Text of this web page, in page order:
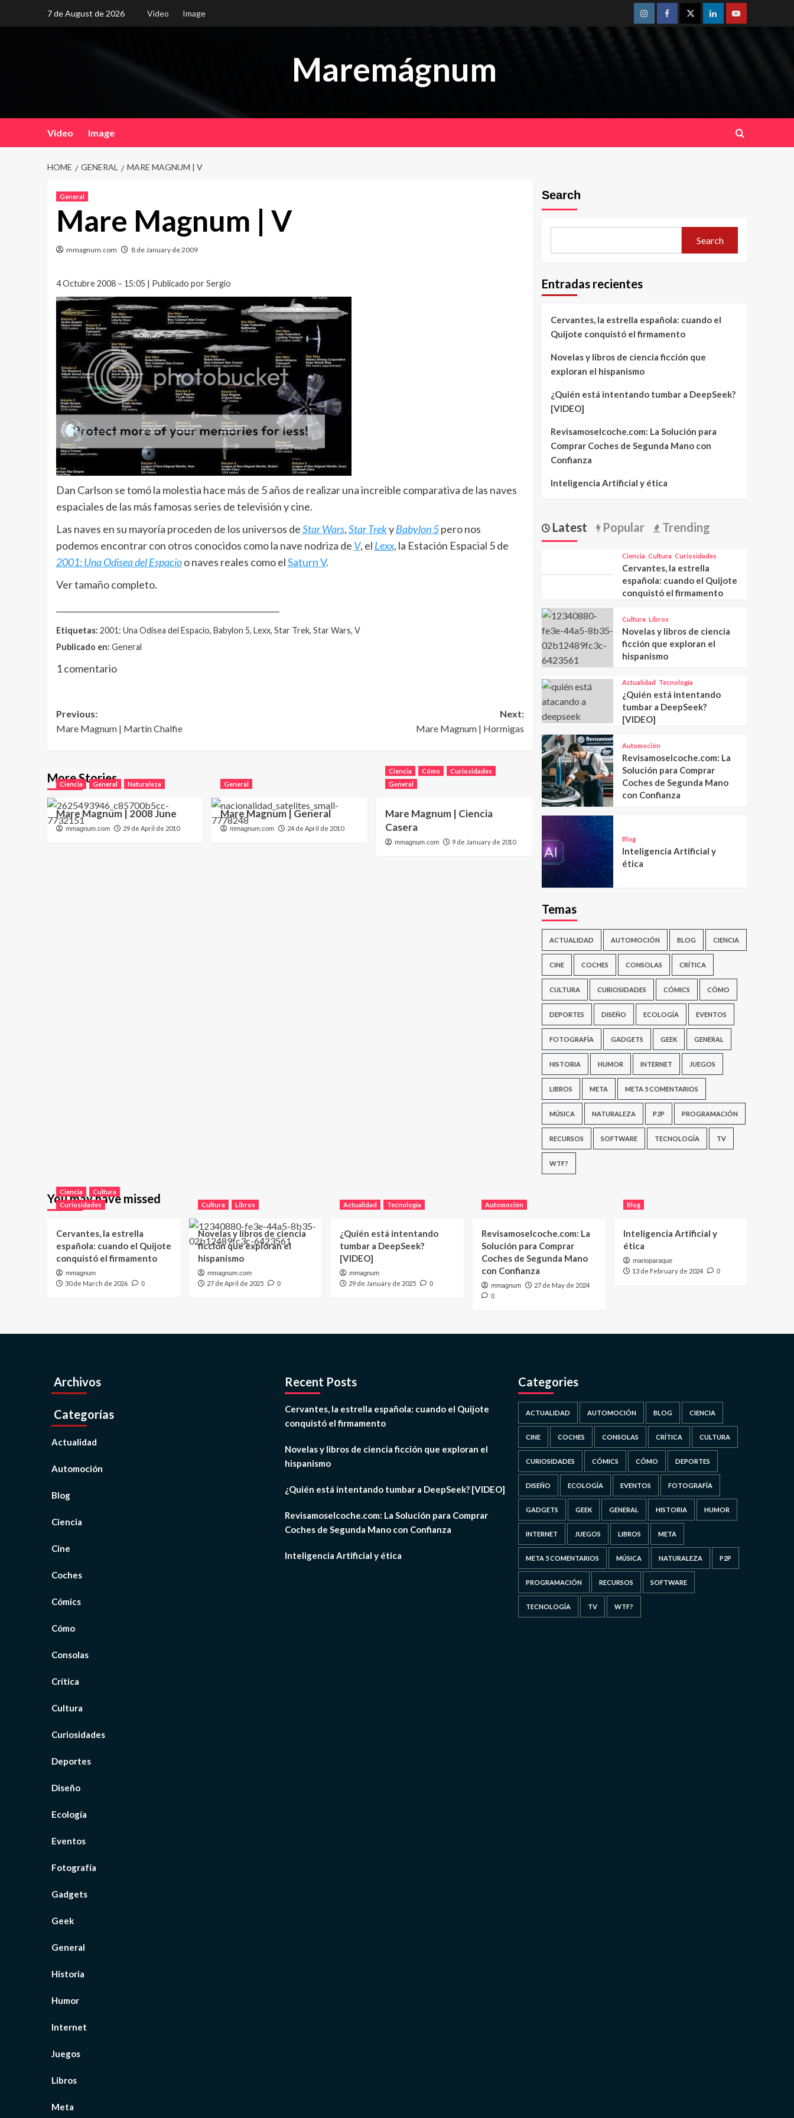
7 de August de 2026 Video Image
InstagramFacebookTwitterLinkedinYoutube
Maremágnum
Video Image
HOME GENERAL MARE MAGNUM | V
General
Mare Magnum | V
mmagnum.com 8 de January de 2009
4 Octubre 2008 – 15:05 | Publicado por Sergio
Dan Carlson se tomó la molestia hace más de 5 años de realizar una increible comparativa de las naves
espaciales de las más famosas series de televisión y cine.
Las naves en su mayoría proceden de los universos deStar Wars,Star TrekyBabylon 5pero nos
podemos encontrar con otros conocidos como la nave nodriza de V, el Lexx, la Estación Espacial 5 de
2001: Una Odisea del Espacioo naves reales como elSaturn V.
Ver tamaño completo.
Etiquetas: 2001: Una Odisea del Espacio, Babylon 5, Lexx, Star Trek, Star Wars, V
Publicado en: General
1 comentario
Post
navigation
Previous:
Mare Magnum | Martin Chalfie
Next:
Mare Magnum | Hormigas
More Stories
Ciencia General Naturaleza
Mare Magnum | 2008 June
mmagnum.com 29 de April de 2010
General
Mare Magnum | General
mmagnum.com 24 de April de 2010
Ciencia Cómo
Curiosidades
General
Mare Magnum | Ciencia
Casera
mmagnum.com 9 de January de 2010
Search
Search
Entradas recientes
Cervantes, la estrella española: cuando el
Quijote conquistó el firmamento
Novelas y libros de ciencia ficción que
exploran el hispanismo
¿Quién está intentando tumbar a DeepSeek?
[VIDEO]
Revisamoselcoche.com: La Solución para
Comprar Coches de Segunda Mano con
Confianza
Inteligencia Artificial y ética
Latest Popular Trending
Ciencia Cultura Curiosidades
Cervantes, la estrella
española: cuando el Quijote
conquistó el firmamento
Cultura Libros
Novelas y libros de ciencia
ficción que exploran el
hispanismo
Actualidad Tecnología
¿Quién está intentando
tumbar a DeepSeek?
[VIDEO]
Automoción
Revisamoselcoche.com: La
Solución para Comprar
Coches de Segunda Mano
con Confianza
Blog
Inteligencia Artificial y
ética
Temas
ACTUALIDAD AUTOMOCIÓN BLOG CIENCIA
CINE COCHES CONSOLAS CRÍTICA
CULTURA CURIOSIDADES CÓMICS CÓMO
DEPORTES DISEÑO ECOLOGÍA EVENTOS
FOTOGRAFÍA GADGETS GEEK GENERAL
HISTORIA HUMOR INTERNET JUEGOS
LIBROS META META 5 COMENTARIOS
MÚSICA NATURALEZA P2P PROGRAMACIÓN
RECURSOS SOFTWARE TECNOLOGÍA TV
WTF?
You may have missed
Ciencia
Cultura
Curiosidades
Cervantes, la estrella
española: cuando el Quijote
conquistó el firmamento
mmagnum
30 de March de 2026 0
Cultura Libros
Novelas y libros de ciencia
ficción que exploran el
hispanismo
mmagnum.com
27 de April de 2025 0
Actualidad Tecnología
¿Quién está intentando
tumbar a DeepSeek?
[VIDEO]
mmagnum
29 de January de 2025 0
Automoción
Revisamoselcoche.com: La
Solución para Comprar
Coches de Segunda Mano
con Confianza
mmagnum 27 de May de 2024
0
Blog
Inteligencia Artificial y
ética
marioparaque
13 de February de 2024 0
Archivos
Categorías
Actualidad
Automoción
Blog
Ciencia
Cine
Coches
Cómics
Cómo
Consolas
Crítica
Cultura
Curiosidades
Deportes
Diseño
Ecología
Eventos
Fotografía
Gadgets
Geek
General
Historia
Humor
Internet
Juegos
Libros
Meta
Recent Posts
Cervantes, la estrella española: cuando el Quijote
conquistó el firmamento
Novelas y libros de ciencia ficción que exploran el
hispanismo
¿Quién está intentando tumbar a DeepSeek? [VIDEO]
Revisamoselcoche.com: La Solución para Comprar
Coches de Segunda Mano con Confianza
Inteligencia Artificial y ética
Categories
ACTUALIDAD AUTOMOCIÓN BLOG CIENCIA
CINE COCHES CONSOLAS CRÍTICA CULTURA
CURIOSIDADES CÓMICS CÓMO DEPORTES
DISEÑO ECOLOGÍA EVENTOS FOTOGRAFÍA
GADGETS GEEK GENERAL HISTORIA HUMOR
INTERNET JUEGOS LIBROS META
META 5 COMENTARIOS MÚSICA NATURALEZA P2P
PROGRAMACIÓN RECURSOS SOFTWARE
TECNOLOGÍA TV WTF?